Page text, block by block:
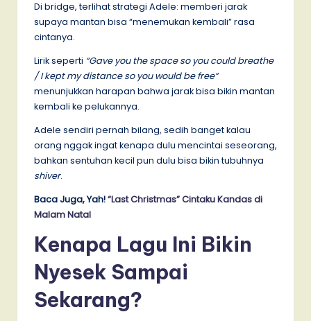
Di bridge, terlihat strategi Adele: memberi jarak
supaya mantan bisa “menemukan kembali” rasa
cintanya.
Lirik seperti “Gave you the space so you could breathe
/ I kept my distance so you would be free”
menunjukkan harapan bahwa jarak bisa bikin mantan
kembali ke pelukannya.
Adele sendiri pernah bilang, sedih banget kalau
orang nggak ingat kenapa dulu mencintai seseorang,
bahkan sentuhan kecil pun dulu bisa bikin tubuhnya
shiver.
Baca Juga, Yah!“Last Christmas” Cintaku Kandas di
Malam Natal
Kenapa Lagu Ini Bikin
Nyesek Sampai
Sekarang?